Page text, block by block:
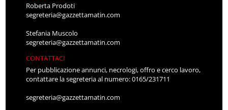
Roberta Prodoti
segreteria@gazzettamatin.com
Stefania Muscolo
segreteria@gazzettamatin.com
CONTATTACI
Per pubblicazione annunci, necrologi, offro e cerco lavoro,
contattare la segreteria al numero: 0165/231711
segreteria@gazzettamatin.com